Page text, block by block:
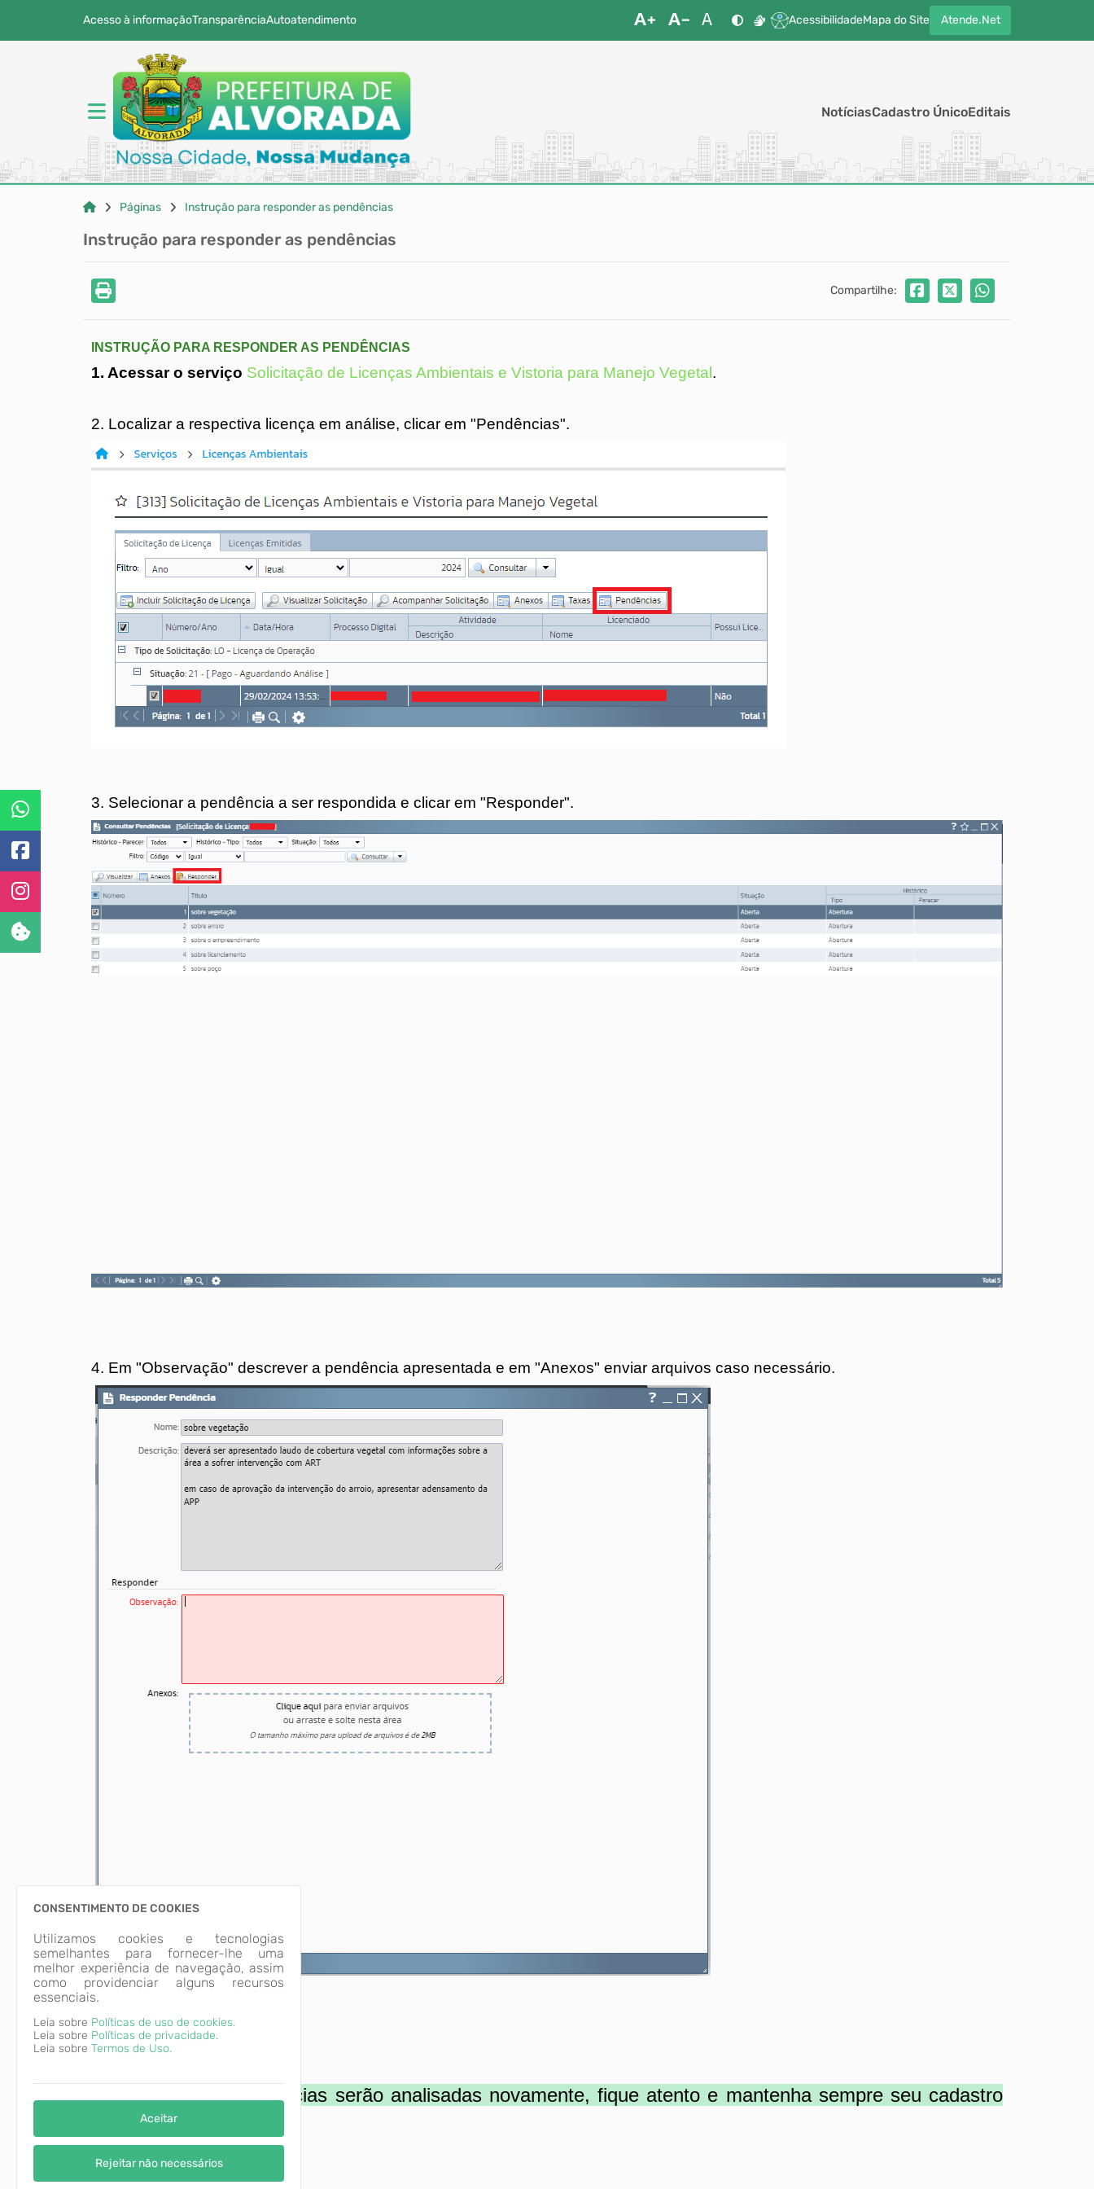
Acesso à informaçãoTransparênciaAutoatendimento AcessibilidadeMapa do Site Atende.Net
NotíciasCadastro ÚnicoEditais
Páginas Instrução para responder as pendências
Instrução para responder as pendências
Compartilhe:
INSTRUÇÃO PARA RESPONDER AS PENDÊNCIAS
1. Acessar o serviço Solicitação de Licenças Ambientais e Vistoria para Manejo Vegetal.‎
2. Localizar a respectiva licença em análise, clicar em "Pendências".
3. Selecionar a pendência a ser respondida e clicar em "Responder".
4. Em "Observação" descrever a pendência apresentada e em "Anexos" enviar arquivos caso necessário.
‎
ATENÇÃO:As pendências serão analisadas novamente,fique atento e mantenha sempre seu cadastro
atualizado.
CONSENTIMENTO DE COOKIES
Utilizamos cookies e tecnologias
semelhantes para fornecer-lhe uma
melhor experiência de navegação, assim
como providenciar alguns recursos
essenciais.
Leia sobre Políticas de uso de cookies.
Leia sobre Políticas de privacidade.
Leia sobre Termos de Uso.
Aceitar
Rejeitar não necessários